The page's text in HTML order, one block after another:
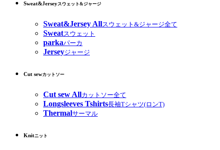
Sweat&Jerseyスウェット&ジャージ
Sweat&Jersey Allスウェット&ジャージ全て
Sweatスウェット
parkaパーカ
Jerseyジャージ
Cut sewカットソー
Cut sew Allカットソー全て
Longsleeves Tshirts長袖Tシャツ(ロンT)
Thermalサーマル
Knitニット